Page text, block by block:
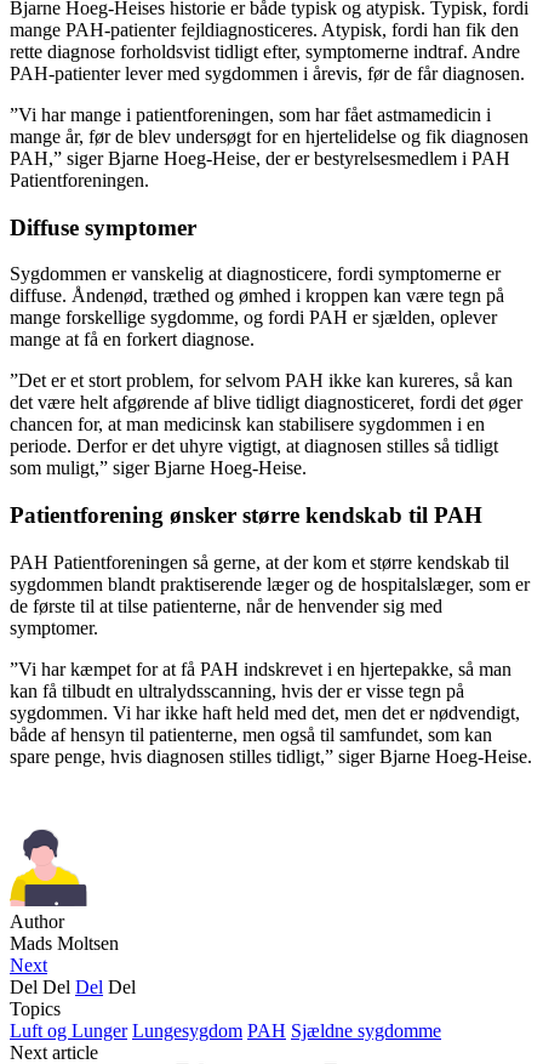
Bjarne Hoeg-Heises historie er både typisk og atypisk. Typisk, fordi
mange PAH-patienter fejldiagnosticeres. Atypisk, fordi han fik den
rette diagnose forholdsvist tidligt efter, symptomerne indtraf. Andre
PAH-patienter lever med sygdommen i årevis, før de får diagnosen.
”Vi har mange i patientforeningen, som har fået astmamedicin i
mange år, før de blev undersøgt for en hjertelidelse og fik diagnosen
PAH,” siger Bjarne Hoeg-Heise, der er bestyrelsesmedlem i PAH
Patientforeningen.
Diffuse symptomer
Sygdommen er vanskelig at diagnosticere, fordi symptomerne er
diffuse. Åndenød, træthed og ømhed i kroppen kan være tegn på
mange forskellige sygdomme, og fordi PAH er sjælden, oplever
mange at få en forkert diagnose.
”Det er et stort problem, for selvom PAH ikke kan kureres, så kan
det være helt afgørende af blive tidligt diagnosticeret, fordi det øger
chancen for, at man medicinsk kan stabilisere sygdommen i en
periode. Derfor er det uhyre vigtigt, at diagnosen stilles så tidligt
som muligt,” siger Bjarne Hoeg-Heise.
Patientforening ønsker større kendskab til PAH
PAH Patientforeningen så gerne, at der kom et større kendskab til
sygdommen blandt praktiserende læger og de hospitalslæger, som er
de første til at tilse patienterne, når de henvender sig med
symptomer.
”Vi har kæmpet for at få PAH indskrevet i en hjertepakke, så man
kan få tilbudt en ultralydsscanning, hvis der er visse tegn på
sygdommen. Vi har ikke haft held med det, men det er nødvendigt,
både af hensyn til patienterne, men også til samfundet, som kan
spare penge, hvis diagnosen stilles tidligt,” siger Bjarne Hoeg-Heise.
Author
Mads Moltsen
Next
Del Del Del Del
Topics
Luft og Lunger Lungesygdom PAH Sjældne sygdomme
Next article